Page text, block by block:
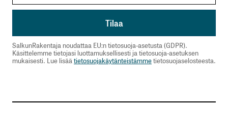
SalkunRakentaja noudattaa EU:n tietosuoja-asetusta (GDPR).
Käsittelemme tietojasi luottamuksellisesti ja tietosuoja-asetuksen
mukaisesti. Lue lisää tietosuojakäytänteistämmetietosuojaselosteesta.